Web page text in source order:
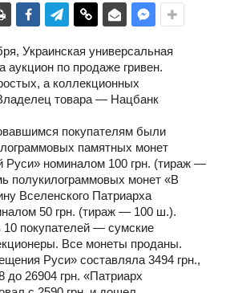
Украинская универсальная
по продаже гривен.
а коллекционных
товара — Нацбанк
покупателям были
памятных монет
Руси» номиналом 100 грн. (тираж —
полукилограммовых монет «В
Вселенского Патриарха
50 грн. (тираж — 100 ш.).
10 покупателей — сумские
Все монеты проданы.
Руси» составляла 3494 грн.,
до 26904 грн. «Патриарх